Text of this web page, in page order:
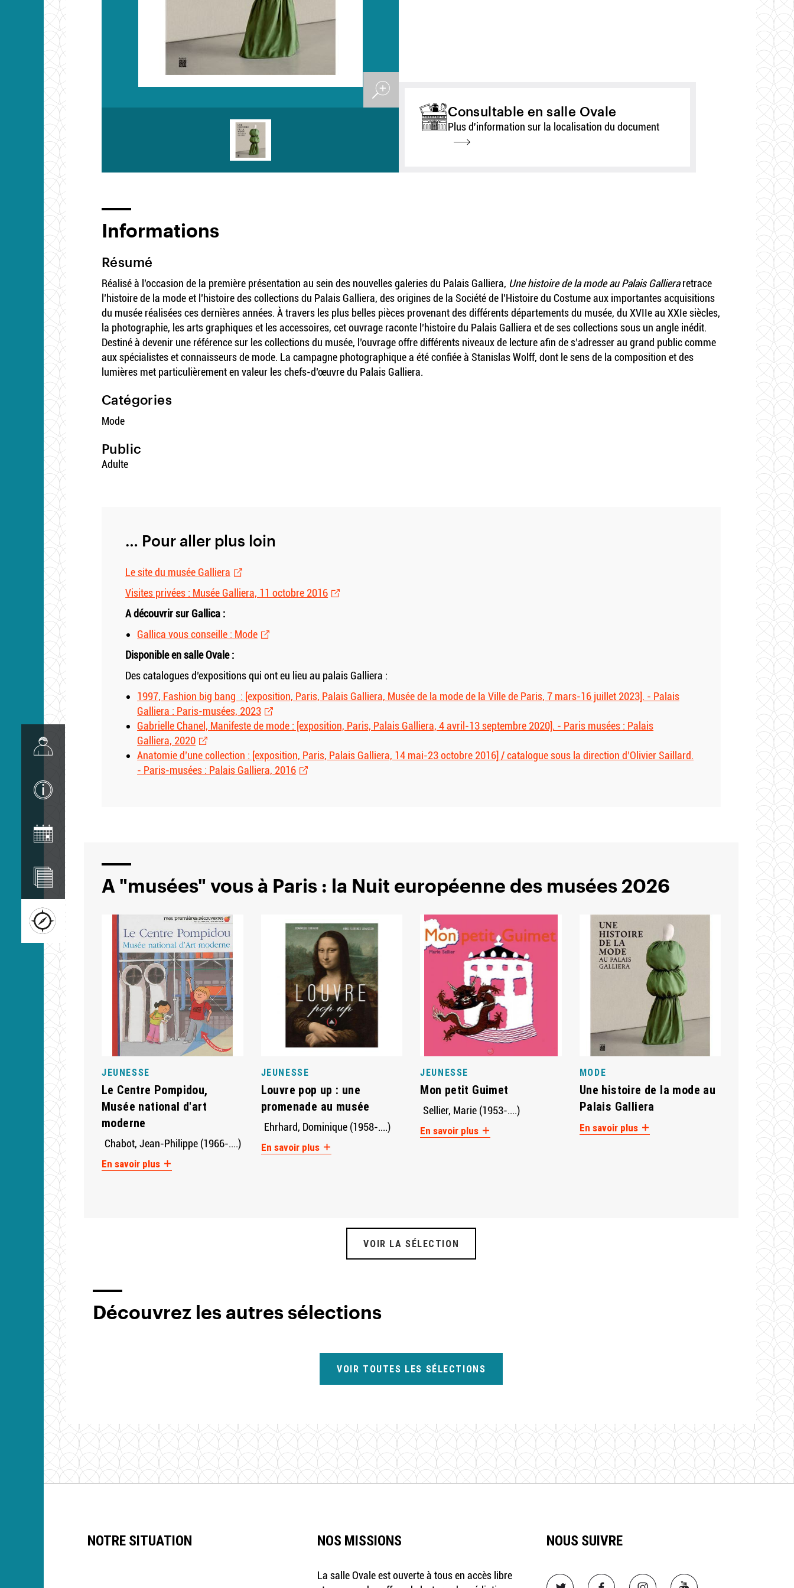
Image
Consultable en salle Ovale
Plus d'information sur la localisation du document
Informations
Résumé
Réalisé à l’occasion de la première présentation au sein des nouvelles galeries du Palais Galliera, Une histoire de la mode au Palais Gallieraretrace
l’histoire de la mode et l’histoire des collections du Palais Galliera, des origines de la Société de l’Histoire du Costume aux importantes acquisitions
du musée réalisées ces dernières années. À travers les plus belles pièces provenant des différents départements du musée, du XVIIe au XXIe siècles,
la photographie, les arts graphiques et les accessoires, cet ouvrage raconte l’histoire du Palais Galliera et de ses collections sous un angle inédit.
Destiné à devenir une référence sur les collections du musée, l’ouvrage offre différents niveaux de lecture afin de s’adresser au grand public comme
aux spécialistes et connaisseurs de mode. La campagne photographique a été confiée à Stanislas Wolff, dont le sens de la composition et des
lumières met particulièrement en valeur les chefs-d’œuvre du Palais Galliera.
Catégories
Mode
Public
Adulte
… Pour aller plus loin
Le site du musée Galliera
Visites privées : Musée Galliera, 11 octobre 2016
A découvrir sur Gallica :
Gallica vous conseille : Mode
Disponible en salle Ovale :
Des catalogues d’expositions qui ont eu lieu au palais Galliera :
1997, Fashion big bang : [exposition, Paris, Palais Galliera, Musée de la mode de la Ville de Paris, 7 mars-16 juillet 2023]. - Palais
Galliera : Paris-musées, 2023
Gabrielle Chanel, Manifeste de mode : [exposition, Paris, Palais Galliera, 4 avril-13 septembre 2020]. - Paris musées : Palais
Galliera, 2020
Anatomie d’une collection : [exposition, Paris, Palais Galliera, 14 mai-23 octobre 2016] / catalogue sous la direction d’Olivier Saillard.
- Paris-musées : Palais Galliera, 2016
A "musées" vous à Paris : la Nuit européenne des musées 2026
JEUNESSE
Le Centre Pompidou,
Musée national d'art
moderne
Chabot, Jean-Philippe (1966-....)
En savoir plus
JEUNESSE
Louvre pop up : une
promenade au musée
Ehrhard, Dominique (1958-....)
En savoir plus
JEUNESSE
Mon petit Guimet
Sellier, Marie (1953-....)
En savoir plus
MODE
Une histoire de la mode au
Palais Galliera
En savoir plus
VOIR LA SÉLECTION
Découvrez les autres sélections
VOIR TOUTES LES SÉLECTIONS
NOTRE SITUATION NOS MISSIONS
La salle Ovale est ouverte à tous en accès libre
NOUS SUIVRE
Image Image Image Image